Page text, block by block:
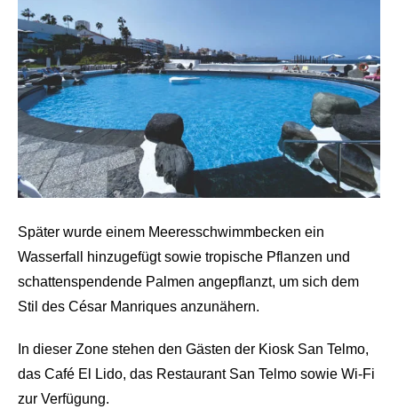
Später wurde einem Meeresschwimmbecken ein
Wasserfall hinzugefügt sowie tropische Pflanzen und
schattenspendende Palmen angepflanzt, um sich dem
Stil des César Manriques anzunähern.
In dieser Zone stehen den Gästen der Kiosk San Telmo,
das Café El Lido, das Restaurant San Telmo sowie Wi-Fi
zur Verfügung.